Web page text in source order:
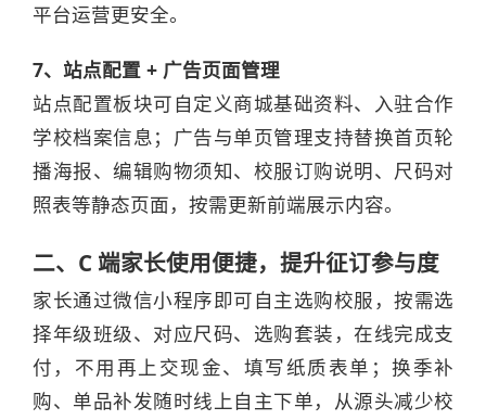
平台运营更安全。
7、站点配置 + 广告页面管理
站点配置板块可自定义商城基础资料、入驻合作
学校档案信息；广告与单页管理支持替换首页轮
播海报、编辑购物须知、校服订购说明、尺码对
照表等静态页面，按需更新前端展示内容。
二、C 端家长使用便捷，提升征订参与度
家长通过微信小程序即可自主选购校服，按需选
择年级班级、对应尺码、选购套装，在线完成支
付，不用再上交现金、填写纸质表单；换季补
购、单品补发随时线上自主下单，从源头减少校